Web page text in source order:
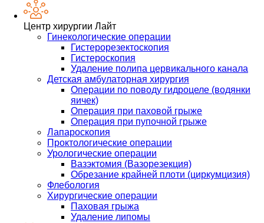
Центр хирургии Лайт
Гинекологические операции
Гистерорезектоскопия
Гистероскопия
Удаление полипа цервикального канала
Детская амбулаторная хирургия
Операции по поводу гидроцеле (водянки
яичек)
Операция при паховой грыже
Операция при пупочной грыже
Лапароскопия
Проктологические операции
Урологические операции
Вазэктомия (Вазорезекция)
Обрезание крайней плоти (циркумцизия)
Флебология
Хирургические операции
Паховая грыжа
Удаление липомы